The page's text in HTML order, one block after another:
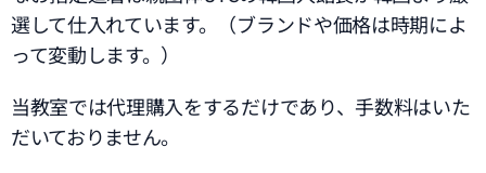
選して仕入れています。（ブランドや価格は時期によ
って変動します。）
当教室では代理購入をするだけであり、手数料はいた
だいておりません。